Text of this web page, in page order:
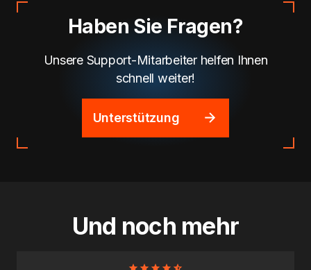
Haben Sie Fragen?
Unsere Support-Mitarbeiter helfen Ihnen
schnell weiter!
Unterstützung
Und noch mehr